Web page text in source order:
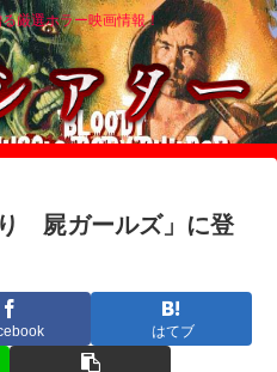
厳選ホラー映画情報！
屍ガールズ」に登
はてブ